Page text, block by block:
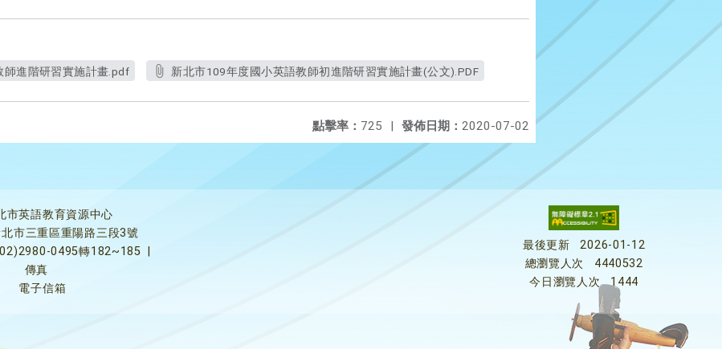
師進階研習實施計畫.pdf 新北市109年度國小英語教師初進階研習實施計畫(公文).PDF
發佈日期： 2020-07-02
點擊率： 725 |
市英語教育資源中心
市三重區重陽路三段3號
0495轉182~185
傳真
電子信箱
最後更新
2026-01-12
總瀏覽人次
4440532
今日瀏覽人次
1444